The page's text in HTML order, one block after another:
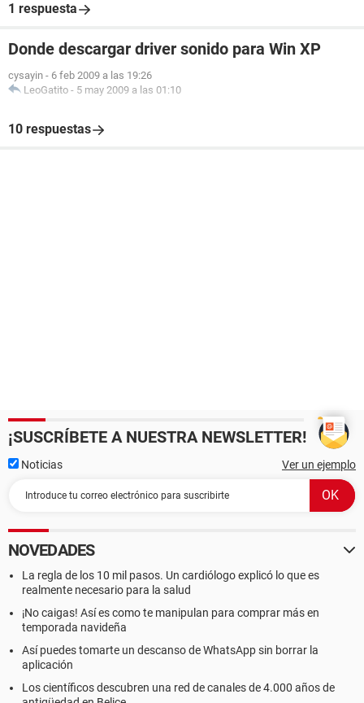
1 respuesta
Donde descargar driver sonido para Win XP
cysayin - 6 feb 2009 a las 19:26
LeoGatito - 5 may 2009 a las 01:10
10 respuestas
¡SUSCRÍBETE A NUESTRA NEWSLETTER!
Noticias Ver un ejemplo
NOVEDADES
La regla de los 10 mil pasos. Un cardiólogo explicó lo que es
realmente necesario para la salud
¡No caigas! Así es como te manipulan para comprar más en
temporada navideña
Así puedes tomarte un descanso de WhatsApp sin borrar la
aplicación
Los científicos descubren una red de canales de 4.000 años de